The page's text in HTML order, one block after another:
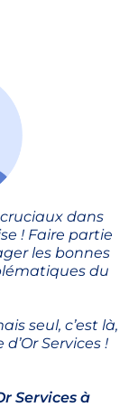
dans
! Faire partie
les bonnes
du
seul, c’est là,
Services !
Services à